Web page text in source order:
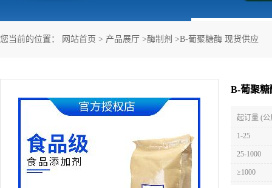
您当前的位置： 网站首页 > 产品展厅 >酶制剂 >B-葡聚糖酶 现货供应
B-葡聚糖
起订量 (公
1-25
25-1000
≥1000